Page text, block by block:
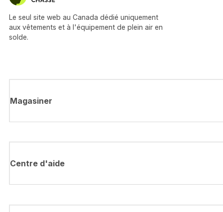
Le seul site web au Canada dédié uniquement
aux vêtements et à l'équipement de plein air en
solde.
Magasiner
Centre d'aide